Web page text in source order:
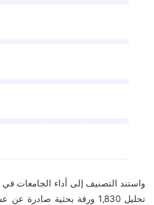
واستند التصنيف إلى أداء الجامعات
تحليل 1,830 ورقة بحثية